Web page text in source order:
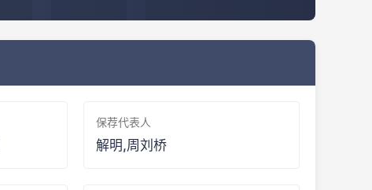
保荐代表人
解明,周刘桥